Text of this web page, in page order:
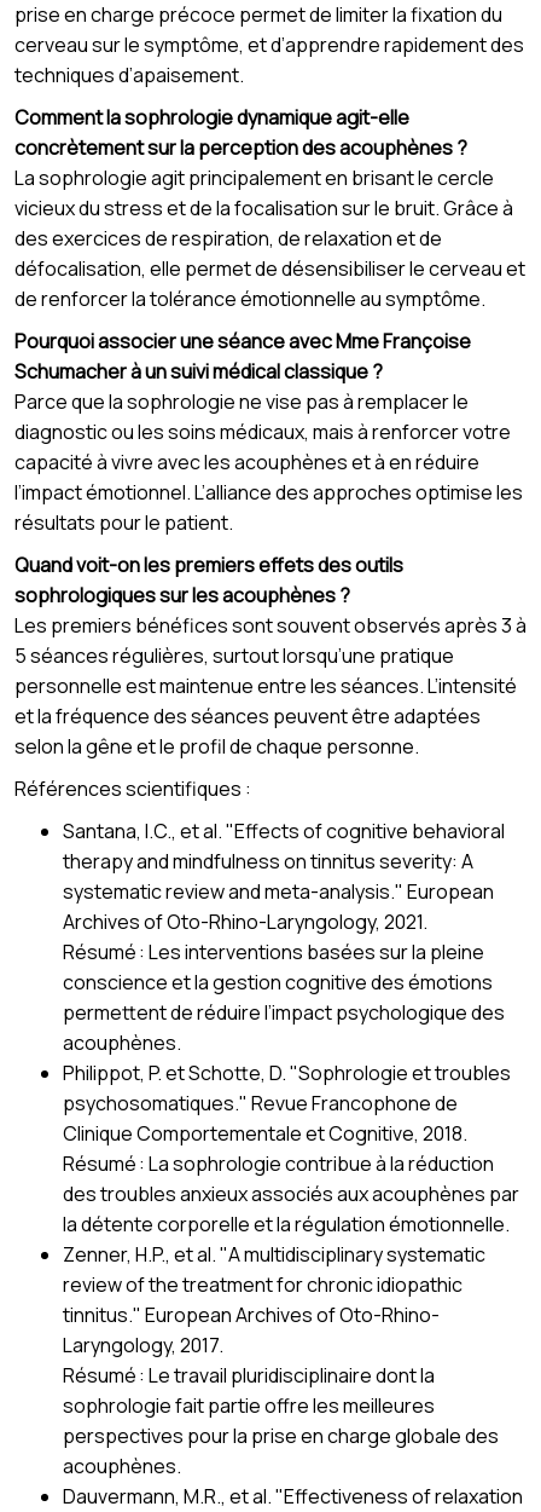
prise en charge précoce permet de limiter la fixation du
cerveau sur le symptôme, et d’apprendre rapidement des
techniques d’apaisement.
Comment la sophrologie dynamique agit-elle
concrètement sur la perception des acouphènes ?
La sophrologie agit principalement en brisant le cercle
vicieux du stress et de la focalisation sur le bruit. Grâce à
des exercices de respiration, de relaxation et de
défocalisation, elle permet de désensibiliser le cerveau et
de renforcer la tolérance émotionnelle au symptôme.
Pourquoi associer une séance avec Mme Françoise
Schumacher à un suivi médical classique ?
Parce que la sophrologie ne vise pas à remplacer le
diagnostic ou les soins médicaux, mais à renforcer votre
capacité à vivre avec les acouphènes et à en réduire
l’impact émotionnel. L’alliance des approches optimise les
résultats pour le patient.
Quand voit-on les premiers effets des outils
sophrologiques sur les acouphènes ?
Les premiers bénéfices sont souvent observés après 3 à
5 séances régulières, surtout lorsqu’une pratique
personnelle est maintenue entre les séances. L’intensité
et la fréquence des séances peuvent être adaptées
selon la gêne et le profil de chaque personne.
Références scientifiques :
Santana, I.C., et al. "Effects of cognitive behavioral
therapy and mindfulness on tinnitus severity: A
systematic review and meta-analysis." European
Archives of Oto-Rhino-Laryngology, 2021.
Résumé : Les interventions basées sur la pleine
conscience et la gestion cognitive des émotions
permettent de réduire l’impact psychologique des
acouphènes.
Philippot, P. et Schotte, D. "Sophrologie et troubles
psychosomatiques." Revue Francophone de
Clinique Comportementale et Cognitive, 2018.
Résumé : La sophrologie contribue à la réduction
des troubles anxieux associés aux acouphènes par
la détente corporelle et la régulation émotionnelle.
Zenner, H.P., et al. "A multidisciplinary systematic
review of the treatment for chronic idiopathic
tinnitus." European Archives of Oto-Rhino-
Laryngology, 2017.
Résumé : Le travail pluridisciplinaire dont la
sophrologie fait partie offre les meilleures
perspectives pour la prise en charge globale des
acouphènes.
Dauvermann, M.R., et al. "Effectiveness of relaxation